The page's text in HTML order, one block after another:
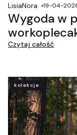
LisiaNora 19-04-
Wygoda w
Czytaj całość
kolekcje